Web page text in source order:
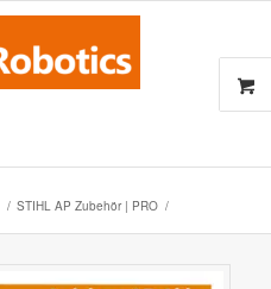
/ STIHL AP Zubehör | PRO /